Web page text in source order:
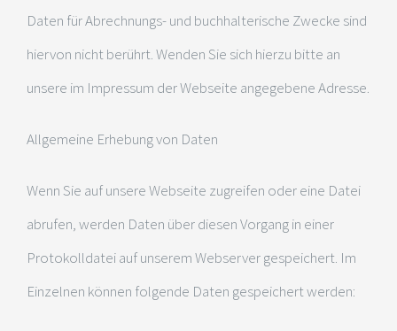
Daten für Abrechnungs- und buchhalterische Zwecke sind
hiervon nicht berührt. Wenden Sie sich hierzu bitte an
unsere im Impressum der Webseite angegebene Adresse.
Allgemeine Erhebung von Daten
Wenn Sie auf unsere Webseite zugreifen oder eine Datei
abrufen, werden Daten über diesen Vorgang in einer
Protokolldatei auf unserem Webserver gespeichert. Im
Einzelnen können folgende Daten gespeichert werden: